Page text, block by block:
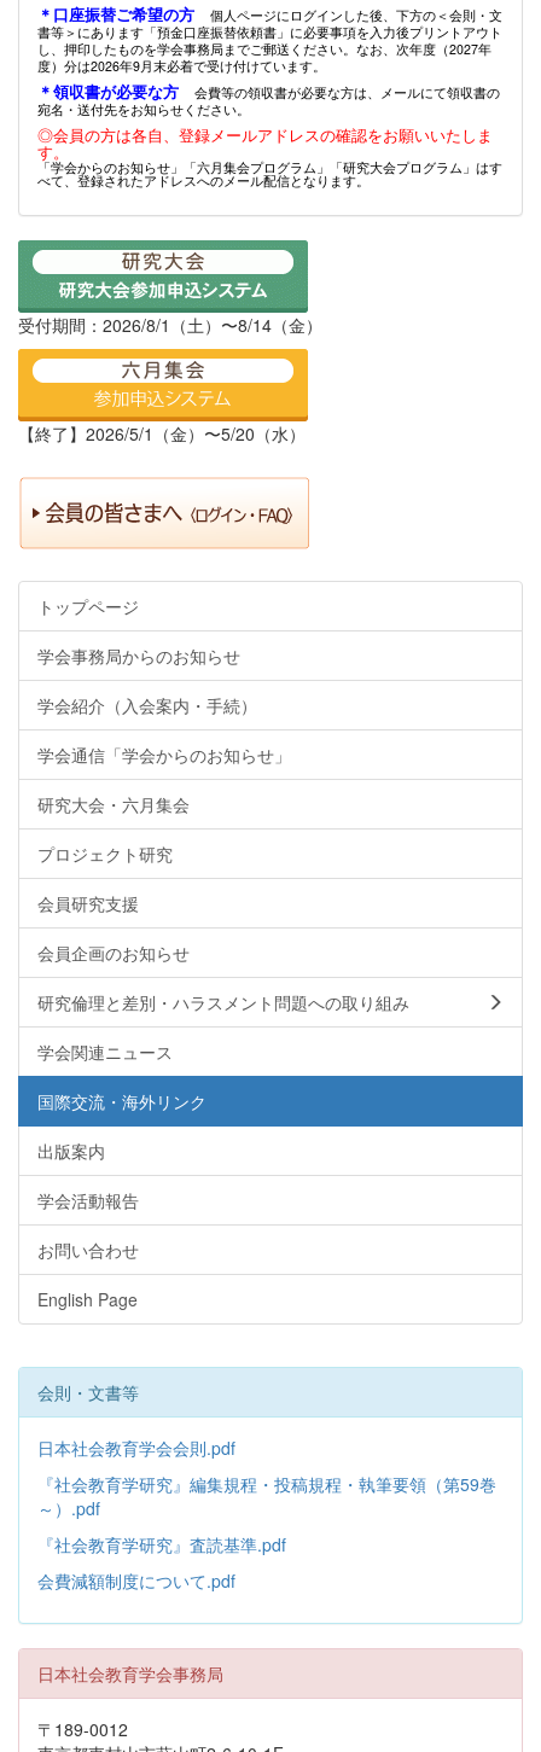
＊口座振替ご希望の方
個人ページにログインした後、下方の＜会則・文
書等＞にあります「預金口座振替依頼書」に必要事項を入力後プリントアウト
し、押印したものを学会事務局までご郵送ください。なお、次年度（2027年
度）分は2026年9月末必着で受け付けています。
＊領収書が必要な方
会費等の領収書が必要な方は、メールにて領収書の
宛名・送付先をお知らせください。
◎会員の方は各自、登録メールアドレスの確認をお願いいたしま
す。
「学会からのお知らせ」「六月集会プログラム」「研究大会プログラム」はす
べて、登録されたアドレスへのメール配信となります。
受付期間：2026/8/1（土）〜8/14（金）
【終了】2026/5/1（金）〜5/20（水）
トップページ
学会事務局からのお知らせ
学会紹介（入会案内・手続）
学会通信「学会からのお知らせ」
研究大会・六月集会
プロジェクト研究
会員研究支援
会員企画のお知らせ
研究倫理と差別・ハラスメント問題への取り組み
学会関連ニュース
国際交流・海外リンク
出版案内
学会活動報告
お問い合わせ
English Page
会則・文書等
日本社会教育学会会則.pdf
『社会教育学研究』編集規程・投稿規程・執筆要領（第59巻
～）.pdf
『社会教育学研究』査読基準.pdf
会費減額制度について.pdf
日本社会教育学会事務局
〒189-0012